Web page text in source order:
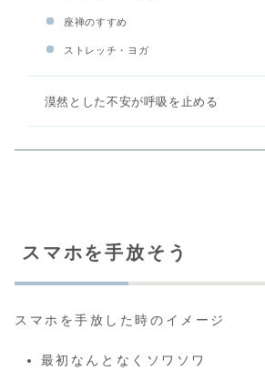
座禅のすすめ
ストレッチ・ヨガ
漠然とした不安が呼吸を止める
スマホを手放そう
スマホを手放した時のイメージ
最初なんとなくソワソワ